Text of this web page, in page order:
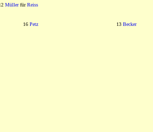
MüllerfürReiss
16 Petz 13 Becker